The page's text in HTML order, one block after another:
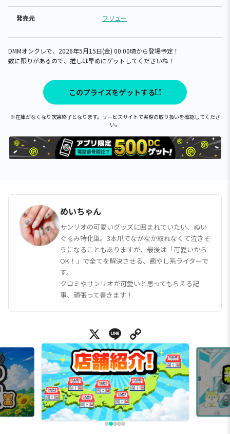
発売元 フリュー
DMMオンクレで、2026年5月15日(金) 00:00頃から登場予定！
数に限りがあるので、推しは早めにゲットしてくださいね！
このプライズをゲットする
※在庫がなくなり次第終了となります。サービスサイトで実際の取り扱いを確認してくださ
い。
めいちゃん
サンリオの可愛いグッズに囲まれていたい、ぬい
ぐるみ特化型。3本爪でなかなか取れなくて泣きそ
うになることもありますが、最後は「可愛いから
OK！」で全てを解決させる、癒やし系ライターで
す。
クロミやサンリオが可愛いと思ってもらえる記
事、頑張って書きます！
X Line